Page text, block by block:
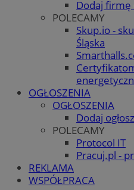
Dodaj firmę
POLECAMY
Skup.io -
Śląska
OGŁOSZENIA
OGŁOSZENIA
Dodaj
POLECAMY
Protocol IT
Pracuj.pl -
REKLAMA
WSPÓŁPRACA